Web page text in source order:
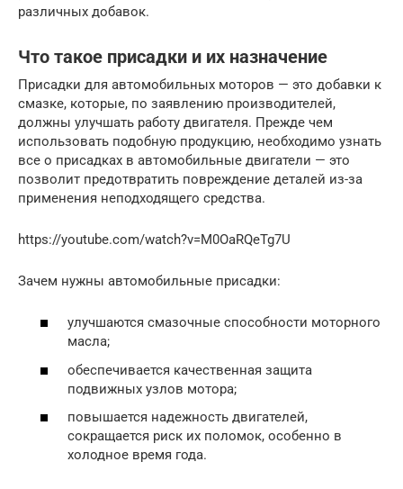
различных добавок.
Что такое присадки и их назначение
Присадки для автомобильных моторов — это добавки к
смазке, которые, по заявлению производителей,
должны улучшать работу двигателя. Прежде чем
использовать подобную продукцию, необходимо узнать
все о присадках в автомобильные двигатели — это
позволит предотвратить повреждение деталей из-за
применения неподходящего средства.
https://youtube.com/watch?v=M0OaRQeTg7U
Зачем нужны автомобильные присадки:
улучшаются смазочные способности моторного
масла;
обеспечивается качественная защита
подвижных узлов мотора;
повышается надежность двигателей,
сокращается риск их поломок, особенно в
холодное время года.